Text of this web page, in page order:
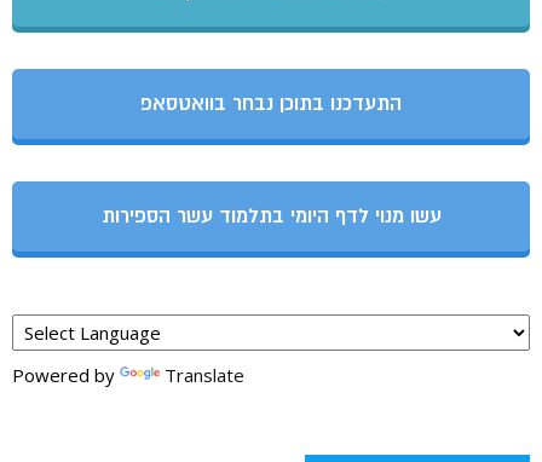
התעדכנו בתוכן נבחר בוואטסאפ
עשו מנוי לדף היומי בתלמוד עשר הספירות
Powered by Translate